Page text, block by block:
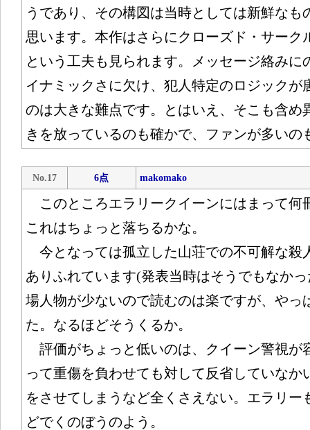
うであり、その構図は当時としては新鮮なも
思います。本作はさらにクローズド・サーク
という工夫も見られます。メッセージ絡みに
イナミックさに欠け、犯人特定のロジックが
のは大きな難点です。とはいえ、そこも含め
きを放っているのも確かで、ファンが多いの
No.17 6点 makomako
このところエラリークイーンにはまって何
これはちょっと落ちるかな。
今となっては孤立した山荘での不可解な殺
ありふれています(発表当時はそうでもなか
場人物が少ないので読むのは楽ですが、やっ
た。なるほどそうくるか。
評価がちょっと低いのは、クイーン警視が
って重傷を負わせても対して反省していなか
をさせてしまうなど全くさえない。エラリー
どでくのぼうのよう。